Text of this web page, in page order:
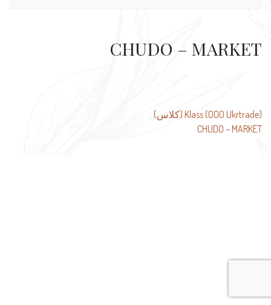
CHUDO – MARKET
تصفّح
المقالات
Klass (OOO Ukrtrade) (كلاس)
CHUDO – MARKET